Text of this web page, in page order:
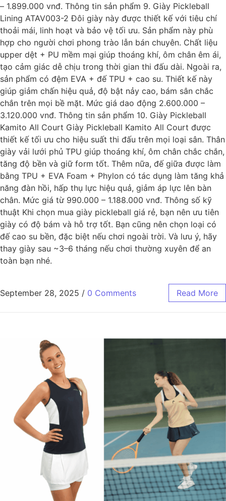
– 1.899.000 vnđ. Thông tin sản phẩm 9. Giày Pickleball
Lining ATAV003-2 Đôi giày này được thiết kế với tiêu chí
thoải mái, linh hoạt và bảo vệ tối ưu. Sản phẩm này phù
hợp cho người chơi phong trào lẫn bán chuyên. Chất liệu
upper dệt + PU mềm mại giúp thoáng khí, ôm chân êm ái,
tạo cảm giác dễ chịu trong thời gian thi đấu dài. Ngoài ra,
sản phẩm có đệm EVA + đế TPU + cao su. Thiết kế này
giúp giảm chấn hiệu quả, độ bật nảy cao, bám sân chắc
chắn trên mọi bề mặt. Mức giá dao động 2.600.000 –
3.120.000 vnđ. Thông tin sản phẩm 10. Giày Pickleball
Kamito All Court Giày Pickleball Kamito All Court được
thiết kế tối ưu cho hiệu suất thi đấu trên mọi loại sân. Thân
giày vải lưới phủ TPU giúp thoáng khí, ôm chân chắc chắn,
tăng độ bền và giữ form tốt. Thêm nữa, đế giữa được làm
bằng TPU + EVA Foam + Phylon có tác dụng làm tăng khả
năng đàn hồi, hấp thụ lực hiệu quả, giảm áp lực lên bàn
chân. Mức giá từ 990.000 – 1.188.000 vnđ. Thông số kỹ
thuật Khi chọn mua giày pickleball giá rẻ, bạn nên ưu tiên
giày có độ bám và hỗ trợ tốt. Bạn cũng nên chọn loại có
đế cao su bền, đặc biệt nếu chơi ngoài trời. Và lưu ý, hãy
thay giày sau ~3–6 tháng nếu chơi thường xuyên để an
toàn bạn nhé.
September 28, 2025 / 0 Comments Read More